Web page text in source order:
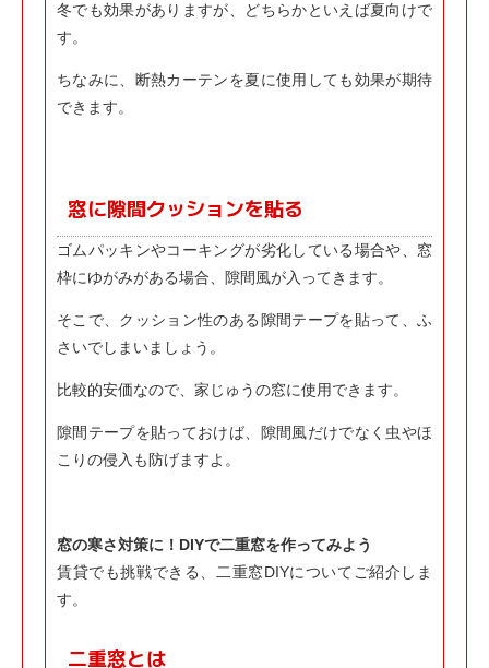
冬でも効果がありますが、どちらかといえば夏向けで
す。
ちなみに、断熱カーテンを夏に使用しても効果が期待
できます。
窓に隙間クッションを貼る
ゴムパッキンやコーキングが劣化している場合や、窓
枠にゆがみがある場合、隙間風が入ってきます。
そこで、クッション性のある隙間テープを貼って、ふ
さいでしまいましょう。
比較的安価なので、家じゅうの窓に使用できます。
隙間テープを貼っておけば、隙間風だけでなく虫やほ
こりの侵入も防げますよ。
窓の寒さ対策に！DIYで二重窓を作ってみよう
賃貸でも挑戦できる、二重窓DIYについてご紹介しま
す。
二重窓とは